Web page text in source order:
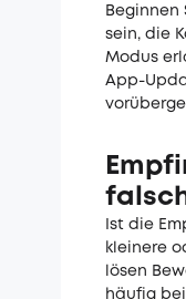
Beginnen
sein, die
Modus
App-
Ist die
kleinere
lösen
häufig